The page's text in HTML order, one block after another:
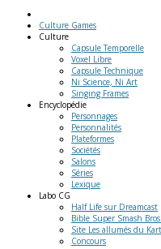
Culture Games
Culture
Capsule Temporelle
Voxel Libre
Capsule Technique
Ni Science, Ni Art
Singing Frames
Encyclopédie
Personnages
Personnalités
Plateformes
Sociétés
Salons
Séries
Lexique
Labo CG
Half Life sur Dreamcast
Bible Super Smash Bros.
Site Les allumés du Kart
Concours